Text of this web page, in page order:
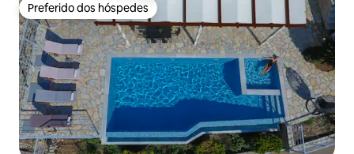
Preferido dos hóspedes
Preferido dos hóspedes